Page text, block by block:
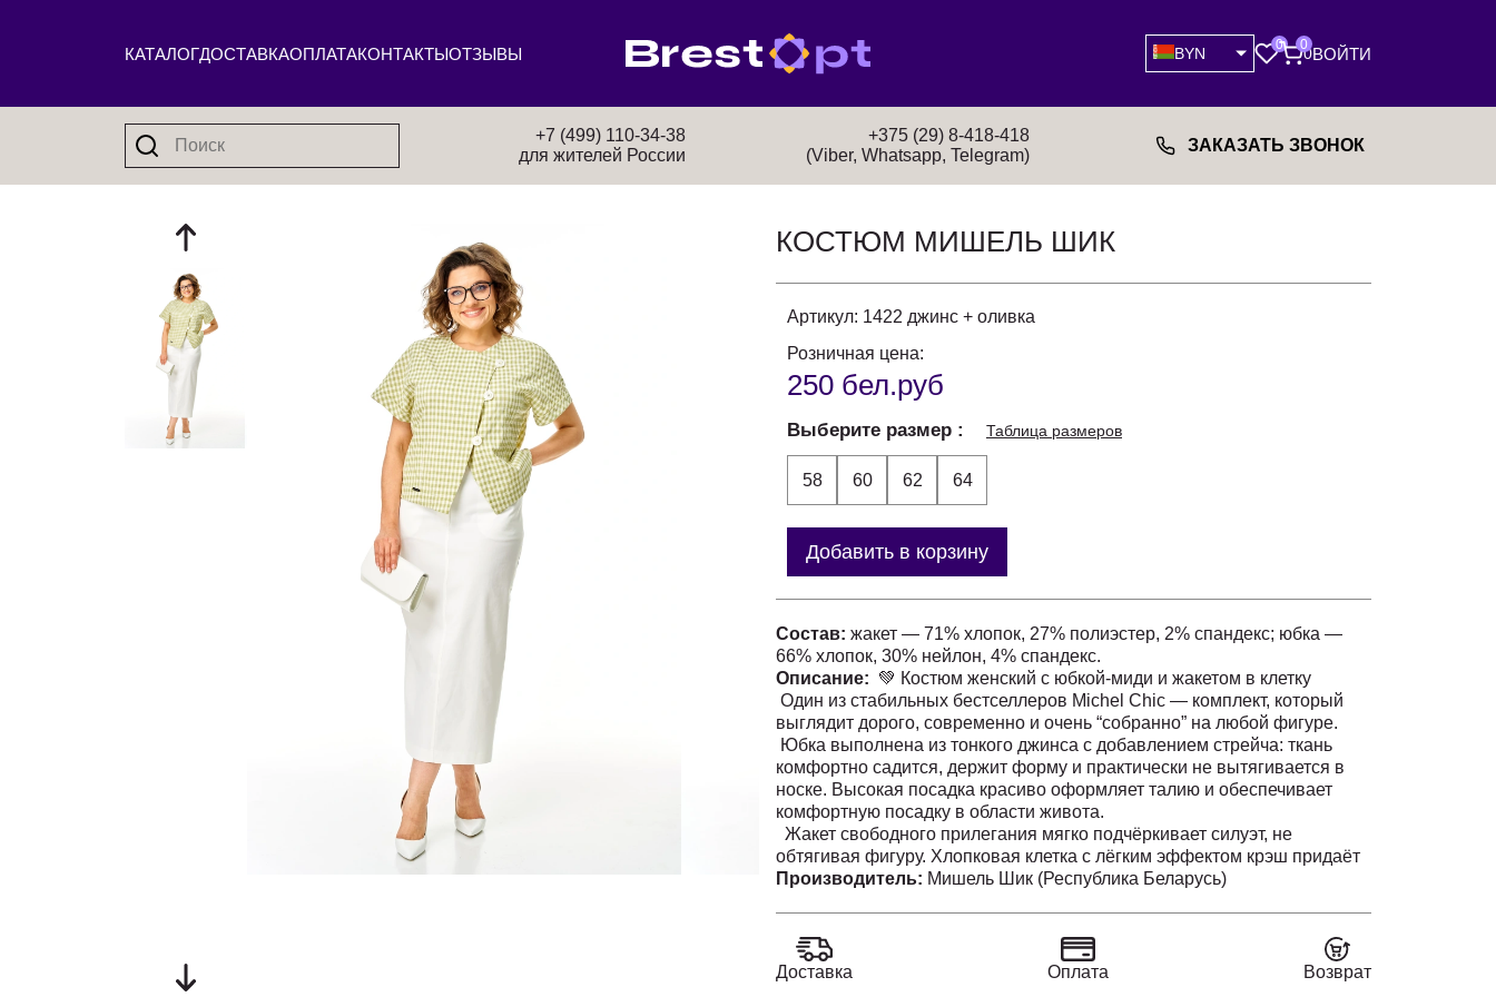
КАТАЛОГДОСТАВКАОПЛАТАКОНТАКТЫОТЗЫВЫ BYN
0 0
0ВОЙТИ
+7 (499) 110-34-38
для жителей России
+375 (29) 8-418-418
(Viber, Whatsapp, Telegram)
ЗАКАЗАТЬ ЗВОНОК
КОСТЮМ МИШЕЛЬ ШИК
Артикул: 1422 джинс + оливка
Розничная цена:
250 бел.руб
Выберите размер Таблица размеров
58 60 62 64
Добавить в корзину
Состав: жакет — 71% хлопок, 27% полиэстер, 2% спандекс; юбка —
66% хлопок, 30% нейлон, 4% спандекс.
Описание: 💚 Костюм женский с юбкой-миди и жакетом в клетку
Один из стабильных бестселлеров Michel Chic — комплект, который
выглядит дорого, современно и очень “собранно” на любой фигуре.
Юбка выполнена из тонкого джинса с добавлением стрейча: ткань
комфортно садится, держит форму и практически не вытягивается в
носке. Высокая посадка красиво оформляет талию и обеспечивает
комфортную посадку в области живота.
Жакет свободного прилегания мягко подчёркивает силуэт, не
обтягивая фигуру. Хлопковая клетка с лёгким эффектом крэш придаёт
образу дорогой и актуальный вид. Комплект легко комбинируется с
джинсам, брюкам и платьям.
✨ Почему его выбирают
Производитель: Мишель Шик (Республика Беларусь)
Доставка Оплата Возврат